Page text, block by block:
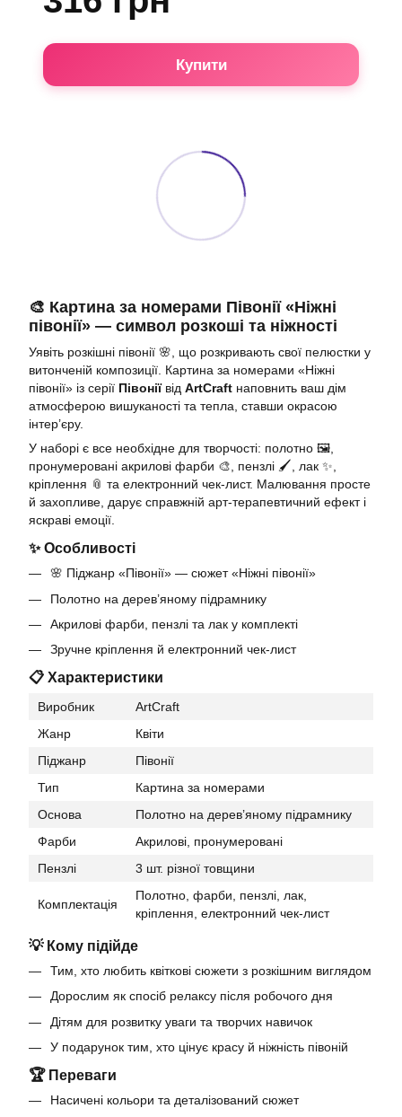
Купити
🎨 Картина за номерами Півонії «Ніжні
півонії» — символ розкоші та ніжності
Уявіть розкішні півонії 🌸, що розкривають свої пелюстки у
витонченій композиції. Картина за номерами «Ніжні
півонії» із серії Півоніївід ArtCraft наповнить ваш дім
атмосферою вишуканості та тепла, ставши окрасою
інтер’єру.
У наборі є все необхідне для творчості: полотно 🖼,
пронумеровані акрилові фарби 🎨, пензлі 🖌, лак ✨,
кріплення 📎 та електронний чек-лист. Малювання просте
й захопливе, дарує справжній арт-терапевтичний ефект і
яскраві емоції.
✨ Особливості
🌸 Піджанр «Півонії» — сюжет «Ніжні півонії»
Полотно на дерев’яному підрамнику
Акрилові фарби, пензлі та лак у комплекті
Зручне кріплення й електронний чек-лист
📋 Характеристики
Виробник
ArtCraft
Жанр
Квіти
Піджанр
Півонії
Тип
Картина за номерами
Основа
Полотно на дерев’яному підрамнику
Фарби
Акрилові, пронумеровані
Пензлі
3 шт. різної товщини
Комплектація
Полотно, фарби, пензлі, лак,
кріплення, електронний чек-лист
💡 Кому підійде
Тим, хто любить квіткові сюжети з розкішним виглядом
Дорослим як спосіб релаксу після робочого дня
Дітям для розвитку уваги та творчих навичок
У подарунок тим, хто цінує красу й ніжність півоній
🏆 Переваги
Насичені кольори та деталізований сюжет